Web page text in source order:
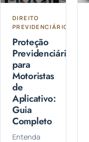
DIREITO
PREVIDENCIÁRIO
Proteção
Previdenciária
para
Motoristas
de
Aplicativo:
Guia
Completo
Entenda